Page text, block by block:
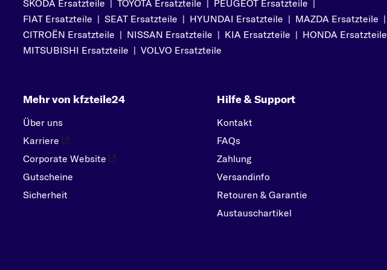
PEUGEOT
PORSCHE
R
SKODA
SMART
SUBARU
SUZUKI
TOYOTA
T
SKODA Ersatzteile | TOYOTA Ersatzteile | PEUGEOT Ersatzteile |
FIAT Ersatzteile | SEAT Ersatzteile | HYUNDAI Ersatzteile | MAZDA Ersatzteile |
CITROËN Ersatzteile | NISSAN Ersatzteile | KIA Ersatzteile | HONDA Ersatzteile
MITSUBISHI Ersatzteile | VOLVO Ersatzteile
Mehr von kfzteile24
Über uns
Karriere
Corporate Website
Gutscheine
Sicherheit
Hilfe & Support
Kontakt
FAQs
Zahlung
Versandinfo
Retouren & Garantie
Austauschartikel